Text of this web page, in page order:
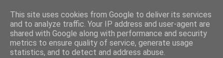
This site uses cookies from Google to deliver its services
and to analyze traffic. Your IP address and user-agent are
shared with Google along with performance and security
metrics to ensure quality of service, generate usage
statistics, and to detect and address abuse.